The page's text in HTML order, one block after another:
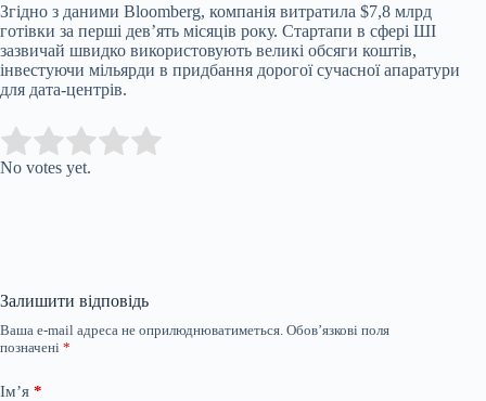
Згідно з даними Bloomberg, компанія витратила $7,8 млрд
готівки за перші дев’ять місяців року. Стартапи в сфері ШІ
зазвичай швидко використовують великі обсяги коштів,
інвестуючи мільярди в придбання дорогої сучасної апаратури
для дата-центрів.
Rate this item:
No votes yet.
Залишити відповідь
Ваша e-mail адреса не оприлюднюватиметься. Обов’язкові поля
позначені *
Ім’я *